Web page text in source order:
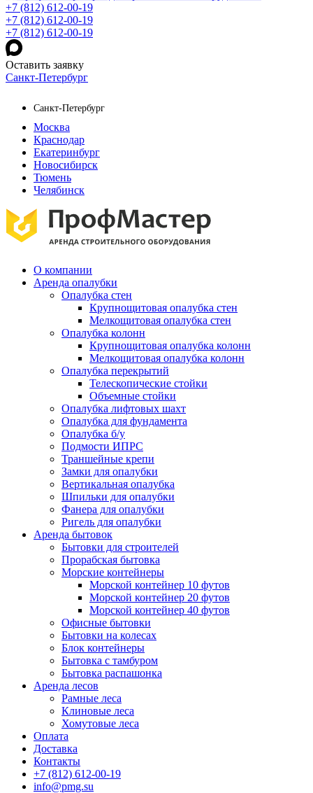
+7 (812) 612-00-19
+7 (812) 612-00-19
+7 (812) 612-00-19
Оставить заявку
Санкт-Петербург
Санкт-Петербург
Москва
Краснодар
Екатеринбург
Новосибирск
Тюмень
Челябинск
О компании
Аренда опалубки
Опалубка стен
Крупнощитовая опалубка стен
Мелкощитовая опалубка стен
Опалубка колонн
Крупнощитовая опалубка колонн
Мелкощитовая опалубка колонн
Опалубка перекрытий
Телескопические стойки
Объемные стойки
Опалубка лифтовых шахт
Опалубка для фундамента
Опалубка б/у
Подмости ИПРС
Траншейные крепи
Замки для опалубки
Вертикальная опалубка
Шпильки для опалубки
Фанера для опалубки
Ригель для опалубки
Аренда бытовок
Бытовки для строителей
Прорабская бытовка
Морские контейнеры
Морской контейнер 10 футов
Морской контейнер 20 футов
Морской контейнер 40 футов
Офисные бытовки
Бытовки на колесах
Блок контейнеры
Бытовка с тамбуром
Бытовка распашонка
Аренда лесов
Рамные леса
Клиновые леса
Хомутовые леса
Оплата
Доставка
Контакты
+7 (812) 612-00-19
info@pmg.su